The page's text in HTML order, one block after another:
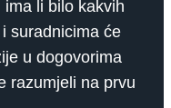
li bilo kakvih
suradnicima će
u dogovorima
razumjeli na prvu